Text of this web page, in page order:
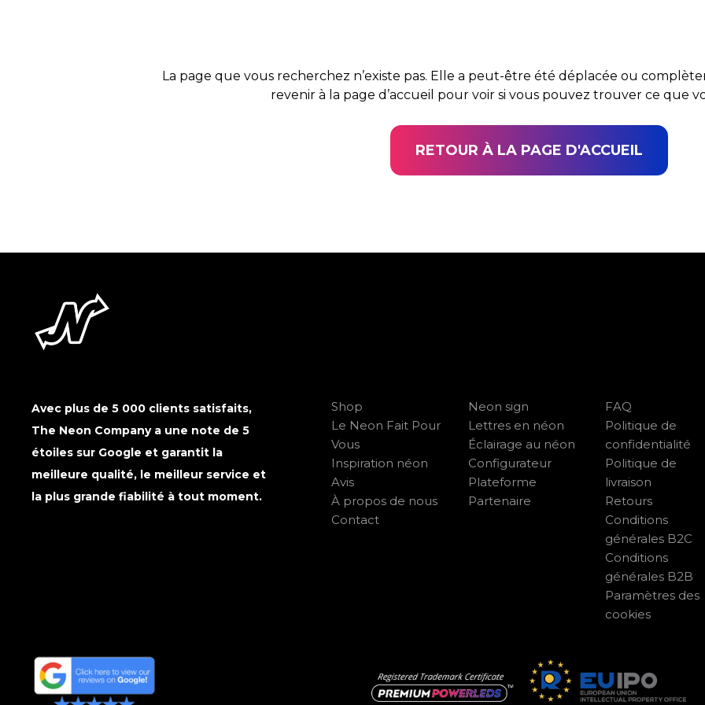
La page que vous recherchez n’existe pas. Elle a peut-être été déplacée ou
revenir à la page d’accueil pour voir si vous pouvez trouver ce que
RETOUR À LA PAGE D'ACCUEIL
Avec plus de 5 000 clients satisfaits,
The Neon Company a une note de 5
étoiles sur Google et garantit la
meilleure qualité, le meilleur service et
la plus grande fiabilité à tout moment.
Shop
Le Neon Fait Pour
Vous
Inspiration néon
Avis
À propos de nous
Contact
Neon sign
Lettres en néon
Éclairage au néon
Configurateur
Plateforme
Partenaire
FAQ
Politique de
confidentialité
Politique de
livraison
Retours
Conditions
générales B2C
Conditions
générales B2B
Paramètres des
cookies